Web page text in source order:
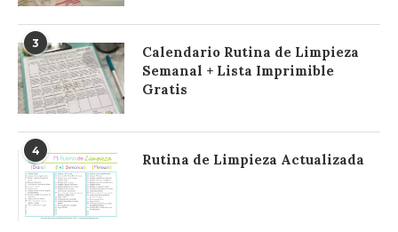
3
Calendario Rutina de Limpieza
Semanal + Lista Imprimible
Gratis
4
Rutina de Limpieza Actualizada